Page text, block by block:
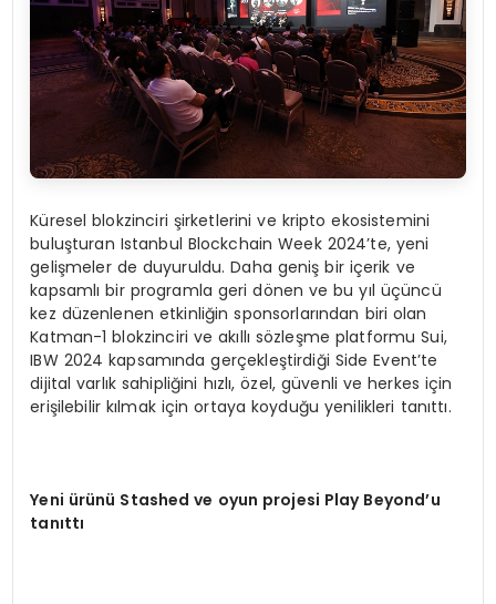
Küresel blokzinciri şirketlerini ve kripto ekosistemini
buluşturan Istanbul Blockchain Week 2024’te, yeni
gelişmeler de duyuruldu. Daha geniş bir içerik ve
kapsamlı bir programla geri dönen ve bu yıl üçüncü
kez düzenlenen etkinliğin sponsorlarından biri olan
Katman-1 blokzinciri ve akıllı sözleşme platformu Sui,
IBW 2024 kapsamında gerçekleştirdiği Side Event’te
dijital varlık sahipliğini hızlı, özel, güvenli ve herkes için
erişilebilir kılmak için ortaya koyduğu yenilikleri tanıttı.
Yeni ürünü Stashed ve oyun projesi Play Beyond’u
tanıttı